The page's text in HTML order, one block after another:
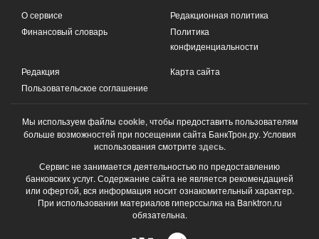
О сервисе
Финансовый словарь
Редакционная политика
Политика
конфиденциальности
Редакция
Пользовательское соглашение
Карта сайта
Мы используем файлы cookie, чтобы предоставить пользователям
больше возможностей при посещении сайта БанкТрон.ру. Условия
использования смотрите здесь.
Сервис не занимается деятельностью по предоставлению
банковских услуг. Содержание сайта не является рекомендацией
или офертой, вся информация носит ознакомительный характер.
При использовании материалов гиперссылка на Banktron.ru
обязательна.